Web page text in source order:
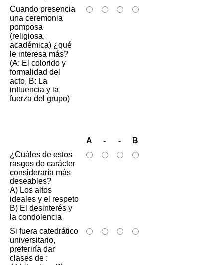
Cuando presencia
una ceremonia
pomposa
(religiosa,
académica) ¿qué
le interesa más?
(A: El colorido y
formalidad del
acto, B: La
influencia y la
fuerza del grupo)
A - -
B
¿Cuáles de estos
rasgos de carácter
consideraría más
deseables?
A) Los altos
ideales y el respeto
B) El desinterés y
la condolencia
Si fuera catedrático
universitario,
preferiría dar
clases de :